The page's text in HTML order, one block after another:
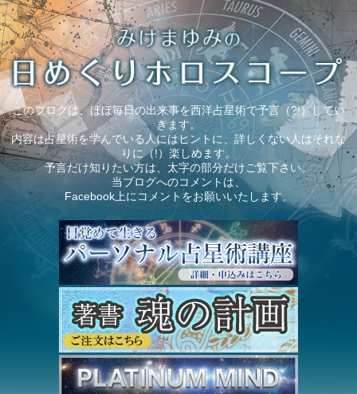
このブログは、ほぼ毎日の出来事を西洋占星術で予言（?!）してい
きます。
内容は占星術を学んでいる人にはヒントに、詳しくない人はそれな
りに（!）楽しめます。
予言だけ知りたい方は、太字の部分だけご覧下さい。
当ブログへのコメントは、
Facebook上にコメントをお願いいたします。